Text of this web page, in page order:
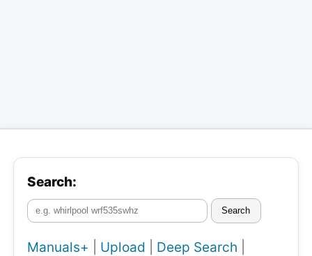
Search:
Search
Manuals+ Upload Deep Search